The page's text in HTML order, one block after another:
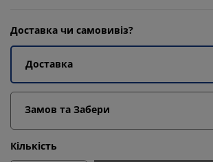
Доставка чи самовивіз?
Доставка
Замов та Забери
Кількість